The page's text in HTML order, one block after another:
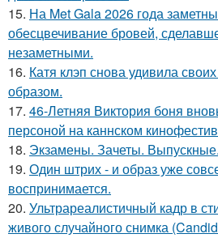
15. На Met Gala 2026 года
обесцвечивание бровей,
незаметными.
16. Катя клэп снова удивила
образом.
17. 46-Летняя Виктория боня
персоной на каннском
18. Экзамены. Зачеты. Выпускные.
19. Один штрих - и образ уже
воспринимается.
20. Ультрареалистичный кадр в
живого случайного снимка